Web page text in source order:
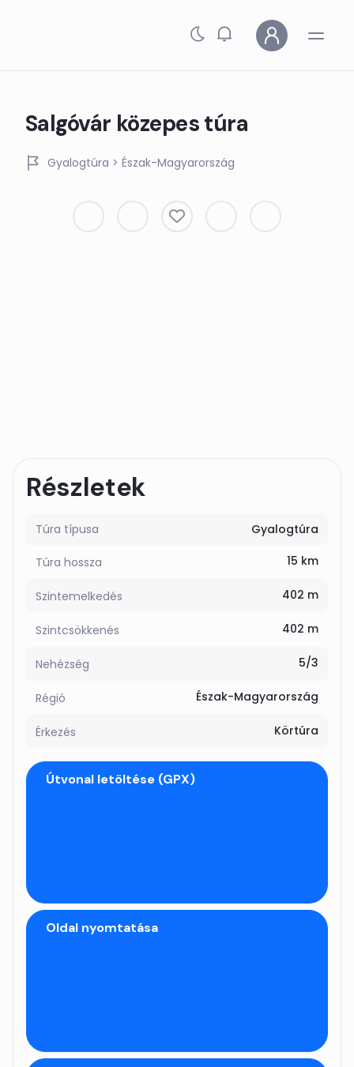
Salgóvár közepes túra
Gyalogtúra > Észak-Magyarország
Részletek
Túra típusa Gyalogtúra
Túra hossza 15 km
Szintemelkedés 402 m
Szintcsökkenés 402 m
Nehézség 5/3
Régió Észak-Magyarország
Érkezés Körtúra
Útvonal letöltése (GPX)
Oldal nyomtatása